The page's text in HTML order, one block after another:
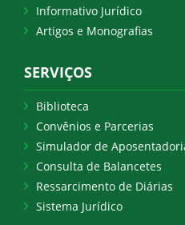
Informativo Jurídico
Artigos e Monografias
SERVIÇOS
Biblioteca
Convênios e Parcerias
Simulador de
Consulta de Balancetes
Ressarcimento de Diárias
Sistema Jurídico